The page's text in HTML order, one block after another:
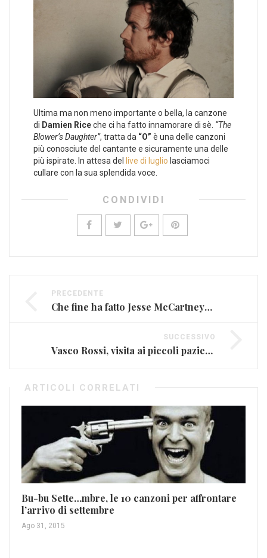
Ultima ma non meno importante o bella, la canzone
di Damien Riceche ci ha fatto innamorare di sè. “The
Blower’s Daughter”, tratta da “O” è una delle canzoni
più conosciute del cantante e sicuramente una delle
più ispirate. In attesa del
live di luglio lasciamoci
cullare con la sua splendida voce.
CONDIVIDI
PRECEDENTE
Che fine ha fatto Jesse McCartney? (VIDEO)
SUCCESSIVO
Vasco Rossi, visita ai piccoli pazienti del Rizzoli
ARTICOLI CORRELATI
Bu-bu Sette…mbre, le 10 canzoni per affrontare
l’arrivo di settembre
Ago 31, 2015